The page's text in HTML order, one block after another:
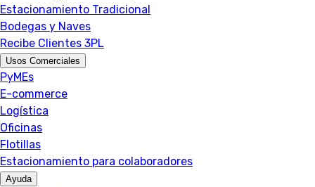
Estacionamiento Tradicional
Bodegas y Naves
Recibe Clientes 3PL
Usos Comerciales
PyMEs
E-commerce
Logística
Oficinas
Flotillas
Estacionamiento para colaboradores
Ayuda